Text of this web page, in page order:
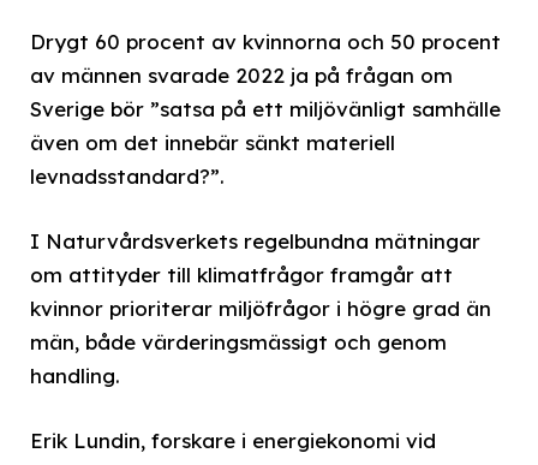
Drygt 60 procent av kvinnorna och 50 procent
av männen svarade 2022 ja på frågan om
Sverige bör ”satsa på ett miljövänligt samhälle
även om det innebär sänkt materiell
levnadsstandard?”.
I Naturvårdsverkets regelbundna mätningar
om attityder till klimatfrågor framgår att
kvinnor prioriterar miljöfrågor i högre grad än
män, både värderingsmässigt och genom
handling.
Erik Lundin, forskare i energiekonomi vid